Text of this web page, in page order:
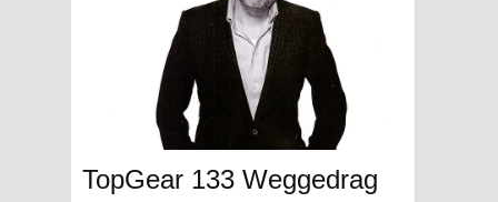
TopGear 133 Weggedrag